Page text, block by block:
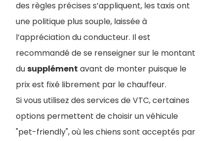
des règles précises s’appliquent, les taxis ont
une politique plus souple, laissée à
l’appréciation du conducteur. Il est
recommandé de se renseigner sur le montant
dusupplément avant de monter puisque le
prix est fixé librement par le chauffeur.
Si vous utilisez des services de VTC, certaines
options permettent de choisir un véhicule
"pet-friendly", où les chiens sont acceptés par